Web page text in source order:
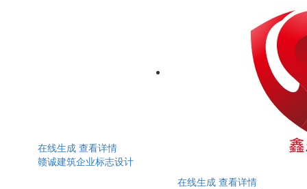
在线生成 查看详情
赣诚建筑企业标志设计
在线生成 查看详情